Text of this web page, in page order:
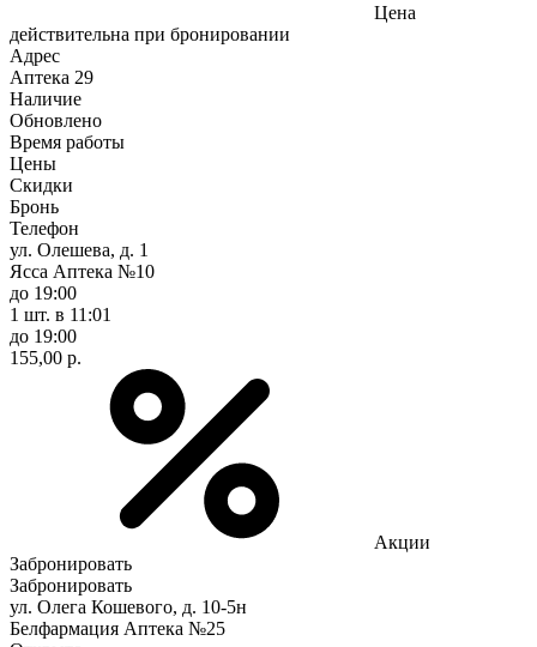
Цена
действительна при бронировании
Адрес
Аптека 29
Наличие
Обновлено
Время работы
Цены
Скидки
Бронь
Телефон
ул. Олешева, д. 1
Ясса Аптека №10
до 19:00
1 шт. в 11:01
до 19:00
155,00 р.
Акции
Забронировать
Забронировать
ул. Олега Кошевого, д. 10-5н
Белфармация Аптека №25